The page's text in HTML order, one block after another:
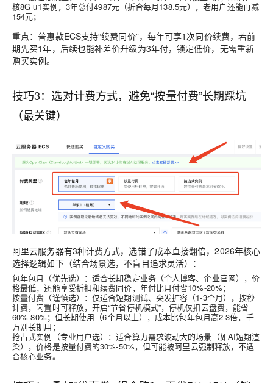
核8G u1实例，3年总付4987元（折合每月138.5元），老用户还能再减
154元；
重点：普惠款ECS支持“续费同价”，每年可享1次同价续费，若前
期先买1年，后续也能补差价升级为3年付，锁定低价，无需重新
购买实例。
技巧3：选对计费方式，避免“按量付费”长期踩坑
（最关键）
阿里云服务器有3种计费方式，选错了成本直接翻倍，2026年核心
选择逻辑如下（结合场景选，不盲目追求灵活）：
包年包月（优先选）：适合长期稳定业务（个人博客、企业官网），价
格最低，还能享受折扣和续费同价，年付比月付省10%-20%；
按量付费（谨慎选）：仅适合短期测试、突发扩容（1-3个月），按秒
计费，闲置时可释放，开启“节省停机模式”，停机仅扣云盘费，能省
60%-80%；但长期使用（6个月以上），成本比包年包月高2-3倍，千
万别长期用；
抢占式实例（专业用户选）：适合算力需求波动大的场景（如AI短期渲
染），价格是按量付费的30%-50%，但可能被阿里云强制释放，不适
合核心业务。